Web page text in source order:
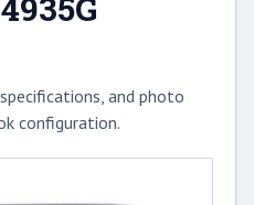
and photo
configuration.